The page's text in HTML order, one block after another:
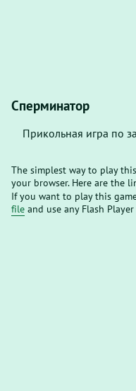
Сперминатор
Прикольная игра по
The simplest way to play
your browser. Here are the
If you want to play this
file and use any Flash